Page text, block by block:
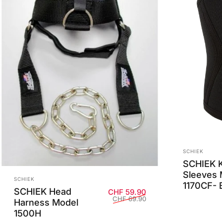
Anbieter:
SCHIEK
SCHIEK Head
Harness Model
1500H
Verkaufspreis
CHF 59.90Normaler Preis
CHF 69.90
Anbieter:
SCHIEK
SCHIEK
Sleeves
1170CF-